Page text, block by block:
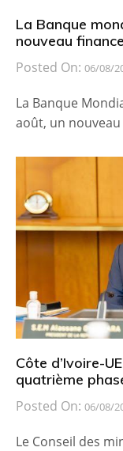
La Banque
nouveau
Posted On: 06/08/
La Banque
août, un
Côte d’Ivoire-
quatrième
Posted On: 06/08/
Le Conseil des